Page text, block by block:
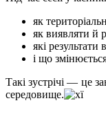
як
як виявляти й
які
і що
Такі зустрічі — це
середовище.